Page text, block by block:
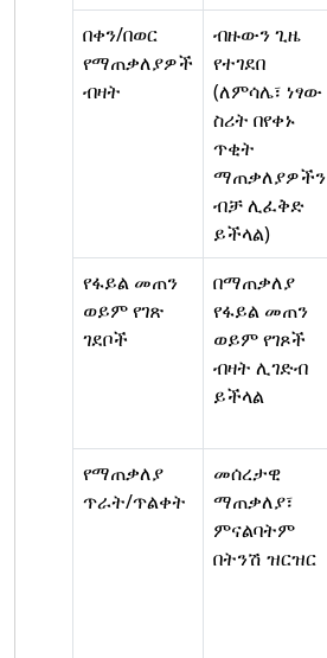
በቀን/በወር
የማጠቃለያዎች
ብዛት
ብዙውን ጊዜ
የተገደበ
(ለምሳሌ፣ ነፃው
ስሪት በየቀኑ
ጥቂት
ማጠቃለያዎችን
ብቻ ሊፈቅድ
ይችላል)
የፋይል መጠን
ወይም የገጽ
ገደቦች
በማጠቃለያ
የፋይል መጠን
ወይም የገጾች
ብዛት ሊገድብ
ይችላል
የማጠቃለያ
ጥራት/ጥልቀት
መሰረታዊ
ማጠቃለያ፣
ምናልባትም
በትንሽ ዝርዝር